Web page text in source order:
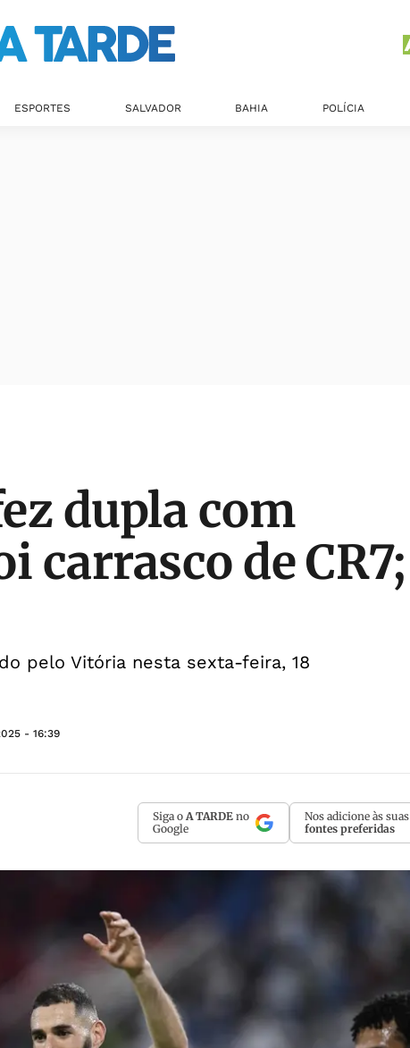
ESPORTES SALVADOR BAHIA POLÍCIA
dupla com
carrasco de CR7;
pelo Vitória nesta sexta-feira, 18
- 16:39
Siga o A TARDE no
Google
Nos adicione às suas
fontes preferidas